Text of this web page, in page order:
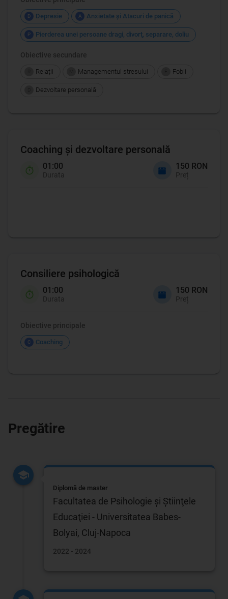
D Depresie A Anxietate şi Atacuri de panică
P Pierderea unei persoane dragi, divorţ, separare, doliu
Obiective secundare
Relații Managementul stresului Fobii
Dezvoltare personală
Coaching şi dezvoltare personală
01:00
Durata
150 RON
Preț
Consiliere psihologică
01:00
Durata
150 RON
Preț
Obiective principale
C Coaching
Pregătire
Diplomă de master
Facultatea de Psihologie şi Ştiinţele
Educaţiei - Universitatea Babes-
Bolyai, Cluj-Napoca
2022 - 2024